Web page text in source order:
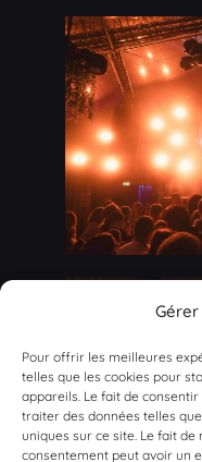
Pour offrir les meilleures
telles que les cookies pour
appareils. Le fait de
traiter des données telles
uniques sur ce site. Le fait
consentement peut avoir un